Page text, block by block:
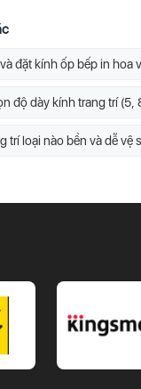
đặt kính ốp bếp in hoa
độ dày kính trang trí
trí loại nào bền và dễ vệ